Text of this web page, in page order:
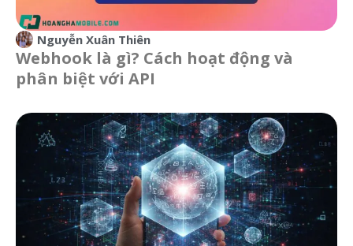
Nguyễn Xuân Thiên
Webhook là gì? Cách hoạt động và
phân biệt với API